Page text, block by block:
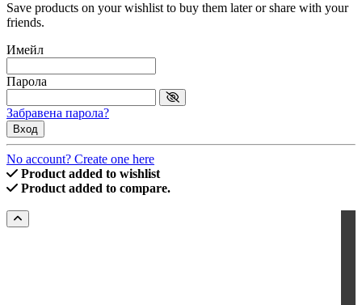
Save products on your wishlist to buy them later or share with your
friends.
Имейл
Парола
Забравена парола?
Вход
No account? Create one here
Product added to wishlist
Product added to compare.